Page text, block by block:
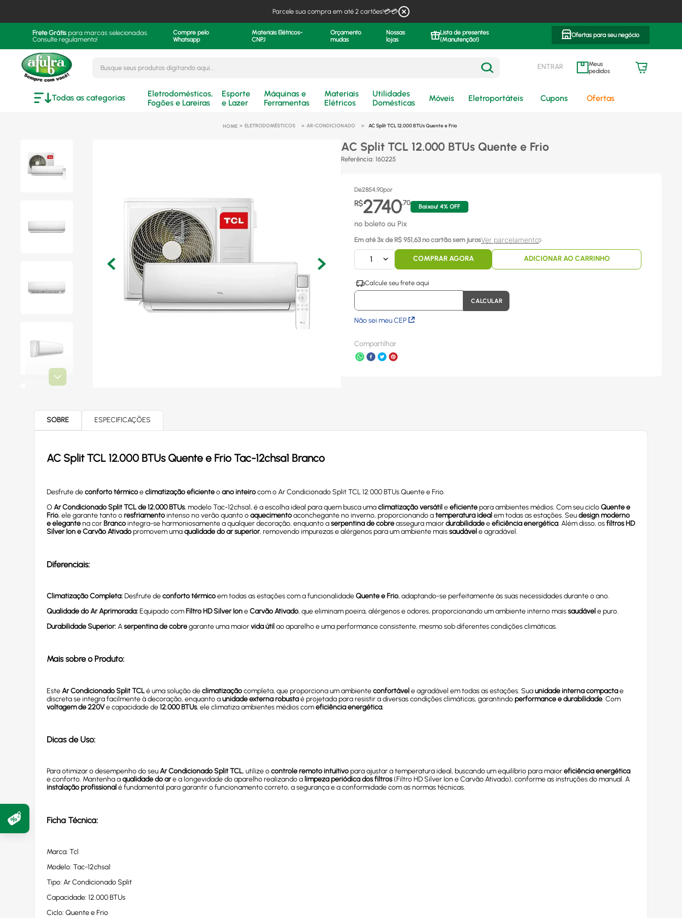
Parcele sua compra em até 2 cartões!💳💳
Frete Grátis para marcas selecionadas.
Consulte regulamento!
Compre pelo
Whatsapp
Materiais Elétricos-
CNPJ
Orçamento
mudas
Nossas
lojas
Lista de presentes
(Manutenção!)
Ofertas para seu negócio
ENTRAR meus pedidos
Todas as categorias
Eletrodomésticos,
Fogões e Lareiras
Esporte
e Lazer
Máquinas e
Ferramentas
Materiais
Elétricos
Utilidades
Domésticas
Móveis Eletroportáteis Cupons Ofertas
ELETRODOMÉSTICOS AR-CONDICIONADO AC Split TCL 12.000 BTUs Quente e Frio
AC Split TCL 12.000 BTUs Quente e Frio
Referência: 160225
De2854,90por
R$2740,70
Baixou! 4% OFF
no boleto ou Pix
Em até 3x de R$ 951,63no cartão sem jurosVer parcelamento
1 COMPRAR AGORA ADICIONAR AO CARRINHO
Não sei meu CEP
Compartilhar
SOBRE ESPECIFICAÇÕES
AC Split TCL 12.000 BTUs Quente e Frio Tac-12chsa1 Branco
Desfrute deconforto térmicoeclimatização eficienteoano inteirocom o Ar Condicionado Split TCL 12.000 BTUs Quente e Frio.
OAr Condicionado Split TCL de 12.000 BTUs, modelo Tac-12chsa1, é a escolha ideal para quem busca umaclimatização versátil eeficientepara ambientes médios. Com seu cicloQuente e
Frio, ele garante tanto oresfriamentointenso no verão quanto oaquecimentoaconchegante no inverno, proporcionando atemperatura ideal em todas as estações. Seudesign moderno
e elegantena corBrancointegra-se harmoniosamente a qualquer decoração, enquanto aserpentina de cobreassegura maiordurabilidadeeeficiência energética. Além disso, osfiltros HD
Silver Ion e Carvão Ativadopromovem umaqualidade do ar superior, removendo impurezas e alérgenos para um ambiente maissaudável e agradável.
Diferenciais:
Climatização Completa:Desfrute deconforto térmicoem todas as estações com a funcionalidadeQuente e Frio, adaptando-se perfeitamente às suas necessidades durante o ano.
Qualidade do Ar Aprimorada:Equipado comFiltro HD Silver IoneCarvão Ativado, que eliminam poeira, alérgenos e odores, proporcionando um ambiente interno maissaudável e puro.
Durabilidade Superior:Aserpentina de cobregarante uma maiorvida útil ao aparelho e uma performance consistente, mesmo sob diferentes condições climáticas.
Mais sobre o Produto:
EsteAr Condicionado Split TCLé uma solução declimatizaçãocompleta, que proporciona um ambienteconfortável e agradável em todas as estações. Suaunidade interna compactae
discreta se integra facilmente à decoração, enquanto aunidade externa robustaé projetada para resistir a diversas condições climáticas, garantindoperformance e durabilidade. Com
voltagem de 220Ve capacidade de12.000 BTUs, ele climatiza ambientes médios comeficiência energética.
Dicas de Uso:
Para otimizar o desempenho do seuAr Condicionado Split TCL, utilize ocontrole remoto intuitivopara ajustar a temperatura ideal, buscando um equilíbrio para maioreficiência energética
e conforto. Mantenha aqualidade do are a longevidade do aparelho realizando alimpeza periódica dos filtros(Filtro HD Silver Ion e Carvão Ativado), conforme as instruções do manual. A
instalação profissionalé fundamental para garantir o funcionamento correto, a segurança e a conformidade com as normas técnicas.
Ficha Técnica:
Marca: Tcl
Modelo: Tac-12chsa1
Tipo: Ar Condicionado Split
Capacidade: 12.000 BTUs
Ciclo: Quente e Frio